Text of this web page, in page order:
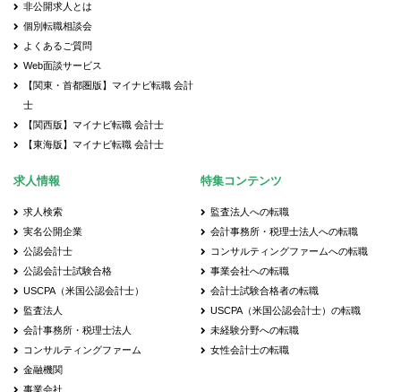
非公開求人とは
個別転職相談会
よくあるご質問
Web面談サービス
【関東・首都圏版】マイナビ転職 会計
士
【関西版】マイナビ転職 会計士
【東海版】マイナビ転職 会計士
求人情報
求人検索
実名公開企業
公認会計士
公認会計士試験合格
USCPA（米国公認会計士）
監査法人
会計事務所・税理士法人
コンサルティングファーム
金融機関
事業会社
特集コンテンツ
監査法人への転職
会計事務所・税理士法人への転職
コンサルティングファームへの転職
事業会社への転職
会計士試験合格者の転職
USCPA（米国公認会計士）の転職
未経験分野への転職
女性会計士の転職